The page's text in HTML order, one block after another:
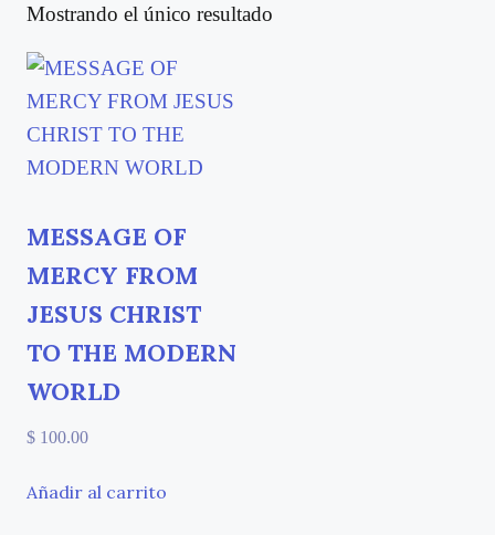
Mostrando el único resultado
MESSAGE OF
MERCY FROM
JESUS CHRIST
TO THE MODERN
WORLD
$ 100.00
Añadir al carrito